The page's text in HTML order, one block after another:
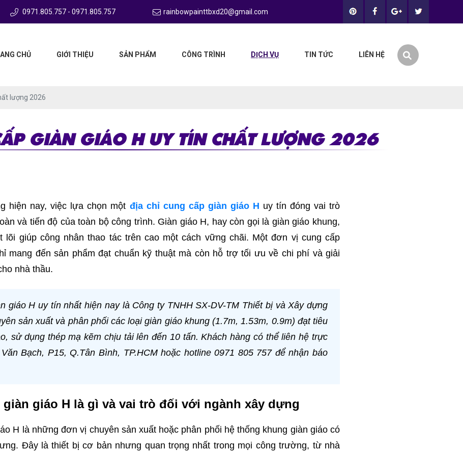
0971.805.757 - 0971.805.757 rainbowpainttbxd20@gmail.com
CHỦ GIỚI THIỆU SẢN PHẨM CÔNG TRÌNH DỊCH VỤ TIN TỨC LIÊN HỆ
lượng 2026
GIÀN GIÁO H UY TÍN CHẤT LƯỢNG 2026
hiện nay, việc lựa chọn một địa chỉ cung cấp giàn giáo H uy tín đóng vai trò
và tiến độ của toàn bộ công trình. Giàn giáo H, hay còn gọi là giàn giáo khung,
lõi giúp công nhân thao tác trên cao một cách vững chãi. Một đơn vị cung cấp
mang đến sản phẩm đạt chuẩn kỹ thuật mà còn hỗ trợ tối ưu về chi phí và giải
nhà thầu.
giáo H uy tín nhất hiện nay là Công ty TNHH SX-DV-TM Thiết bị và Xây dựng
sản xuất và phân phối các loại giàn giáo khung (1.7m, 1.53m, 0.9m) đạt tiêu
sử dụng thép mạ kẽm chịu tải lên đến 10 tấn. Khách hàng có thể liên hệ trực
Bạch, P15, Q.Tân Bình, TP.HCM hoặc hotline 0971 805 757 để nhận báo
giáo H là gì và vai trò đối với ngành xây dựng
H là những đơn vị chuyên sản xuất hoặc phân phối hệ thống khung giàn giáo có
Đây là thiết bị cơ bản nhưng quan trọng nhất trong mọi công trường, từ nhà